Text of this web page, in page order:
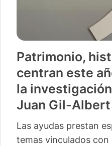
Patrimonio,
centran este
la
Juan Gil-Albert
Las ayudas prestan
temas vinculados